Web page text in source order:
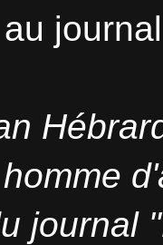
journal